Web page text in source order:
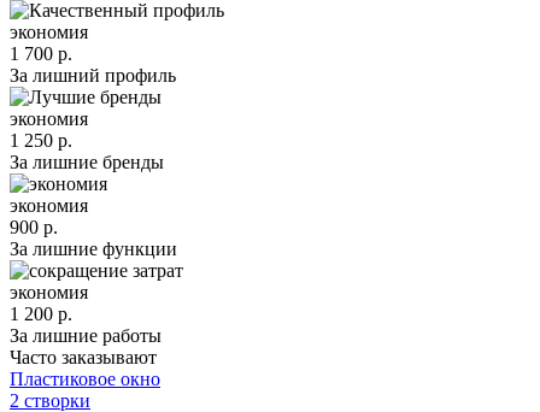
экономия
1 700 р.
За лишний профиль
экономия
1 250 р.
За лишние бренды
экономия
900 р.
За лишние функции
экономия
1 200 р.
За лишние работы
Часто заказывают
Пластиковое окно
2 створки